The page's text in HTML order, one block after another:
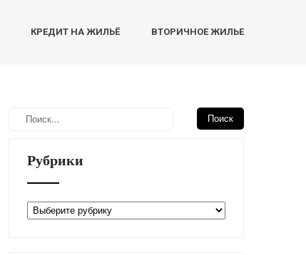
КРЕДИТ НА ЖИЛЬЁ ВТОРИЧНОЕ ЖИЛЬЕ
Рубрики
Рубрики